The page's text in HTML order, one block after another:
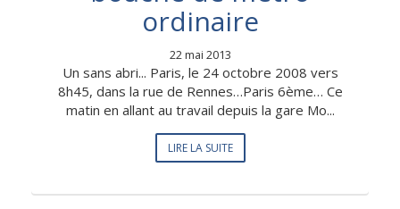
ordinaire
22 mai 2013
Un sans abri... Paris, le 24 octobre 2008 vers
8h45, dans la rue de Rennes…Paris 6ème… Ce
matin en allant au travail depuis la gare Mo...
LIRE LA SUITE